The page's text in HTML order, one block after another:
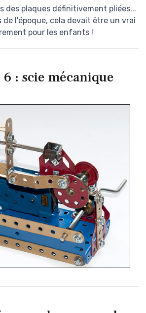
des plaques définitivement pliées...
de l'époque, cela devait être un vrai
pour les enfants !
6 : scie mécanique